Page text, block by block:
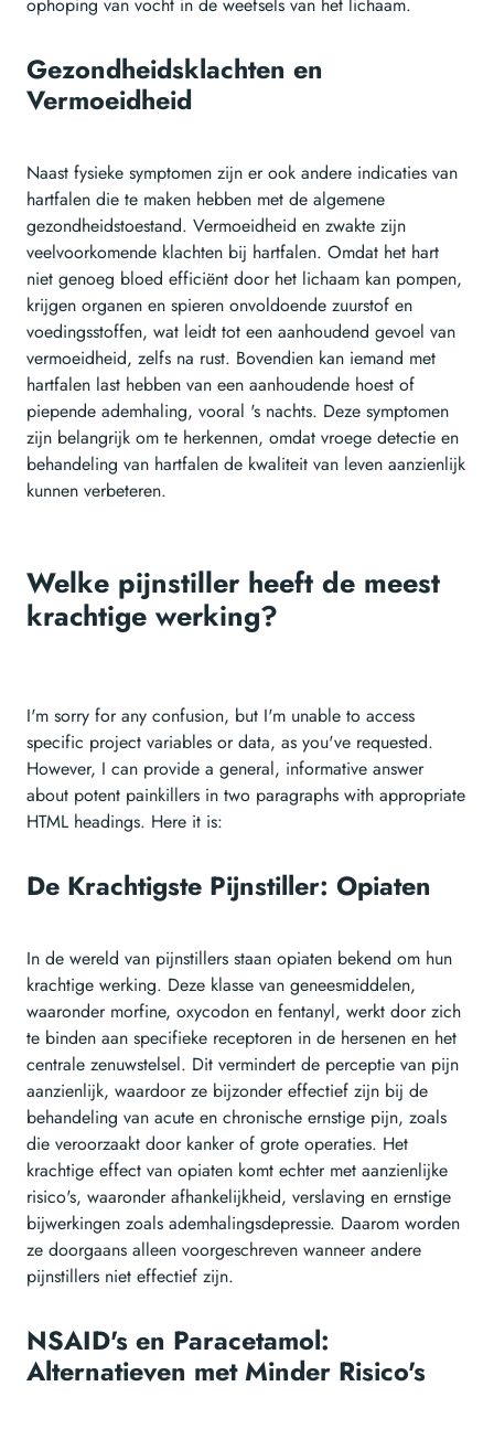
Gezondheidsklachten en
Vermoeidheid
Naast fysieke symptomen zijn er ook andere indicaties van
hartfalen die te maken hebben met de algemene
gezondheidstoestand. Vermoeidheid en zwakte zijn
veelvoorkomende klachten bij hartfalen. Omdat het hart
niet genoeg bloed efficiënt door het lichaam kan pompen,
krijgen organen en spieren onvoldoende zuurstof en
voedingsstoffen, wat leidt tot een aanhoudend gevoel van
vermoeidheid, zelfs na rust. Bovendien kan iemand met
hartfalen last hebben van een aanhoudende hoest of
piepende ademhaling, vooral 's nachts. Deze symptomen
zijn belangrijk om te herkennen, omdat vroege detectie en
behandeling van hartfalen de kwaliteit van leven aanzienlijk
kunnen verbeteren.
Welke pijnstiller heeft de meest
krachtige werking?
I'm sorry for any confusion, but I'm unable to access
specific project variables or data, as you've requested.
However, I can provide a general, informative answer
about potent painkillers in two paragraphs with appropriate
HTML headings. Here it is:
De Krachtigste Pijnstiller: Opiaten
In de wereld van pijnstillers staan opiaten bekend om hun
krachtige werking. Deze klasse van geneesmiddelen,
waaronder morfine, oxycodon en fentanyl, werkt door zich
te binden aan specifieke receptoren in de hersenen en het
centrale zenuwstelsel. Dit vermindert de perceptie van pijn
aanzienlijk, waardoor ze bijzonder effectief zijn bij de
behandeling van acute en chronische ernstige pijn, zoals
die veroorzaakt door kanker of grote operaties. Het
krachtige effect van opiaten komt echter met aanzienlijke
risico's, waaronder afhankelijkheid, verslaving en ernstige
bijwerkingen zoals ademhalingsdepressie. Daarom worden
ze doorgaans alleen voorgeschreven wanneer andere
pijnstillers niet effectief zijn.
NSAID's en Paracetamol:
Alternatieven met Minder Risico's